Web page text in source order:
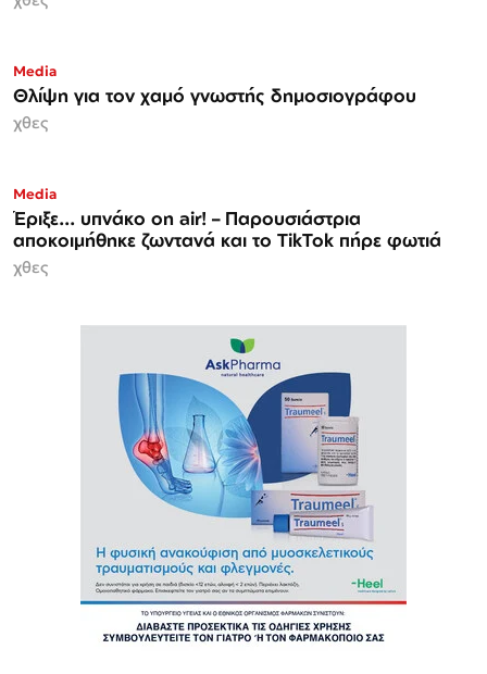
Media
Θλίψη για τον χαμό γνωστής δημοσιογράφου
χθες
Media
Έριξε... υπνάκο on air! – Παρουσιάστρια
αποκοιμήθηκε ζωντανά και το TikTok πήρε φωτιά
χθες